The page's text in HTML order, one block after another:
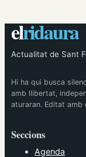
elridaura
Actualitat de Sant
Hi ha qui busca
amb llibertat,
aturaran. Editat amb
Seccions
Agenda